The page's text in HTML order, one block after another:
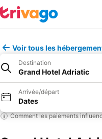
Voir tous les
Destination
Grand Hotel Adriatic
Arrivée/départ
Dates
Comment les paiements